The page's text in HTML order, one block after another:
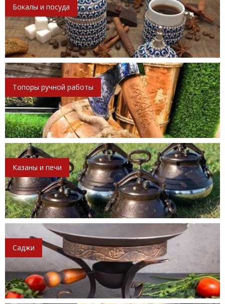
Бокалы и посуда
Топоры ручной работы
Казаны и печи
Саджи